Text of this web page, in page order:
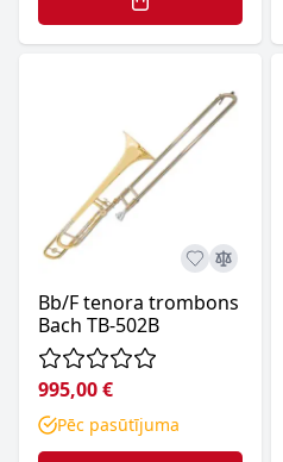
Bb/F tenora trombons
Bach TB-502B
995,00 €
Pēc pasūtījuma